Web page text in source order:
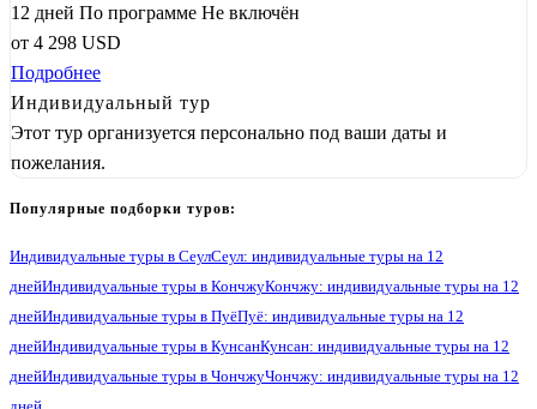
12 дней По программе Не включён
от 4 298 USD
Подробнее
Индивидуальный тур
Этот тур организуется персонально под ваши даты и
пожелания.
Популярные подборки туров:
Индивидуальные туры в СеулСеул: индивидуальные туры на 12
днейИндивидуальные туры в КончжуКончжу: индивидуальные туры на 12
днейИндивидуальные туры в ПуёПуё: индивидуальные туры на 12
днейИндивидуальные туры в КунсанКунсан: индивидуальные туры на 12
днейИндивидуальные туры в ЧончжуЧончжу: индивидуальные туры на 12